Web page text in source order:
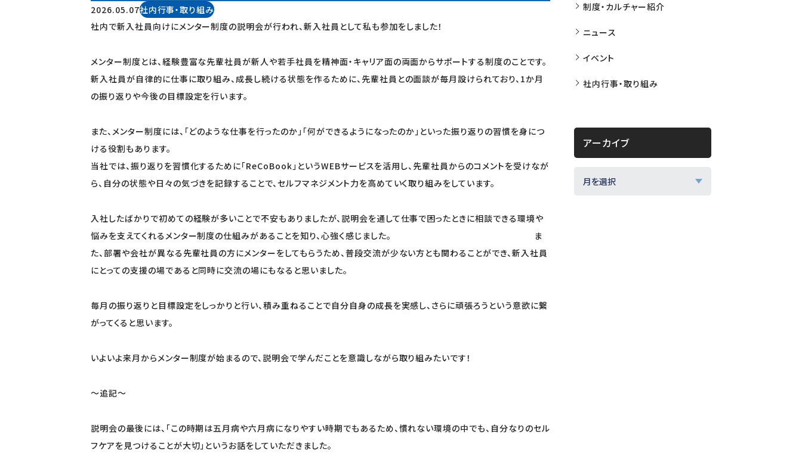
2026.05.07社内行事・取り組み
社内で新入社員向けにメンター制度の説明会が行われ、新入社員として私も参加をしました！
メンター制度とは、経験豊富な先輩社員が新人や若手社員を精神面・キャリア面の両面からサポートする制度のことです。
新入社員が自律的に仕事に取り組み、成長し続ける状態を作るために、先輩社員との面談が毎月設けられており、1か月
の振り返りや今後の目標設定を行います。
また、メンター制度には、「どのような仕事を行ったのか」「何ができるようになったのか」といった振り返りの習慣を身につ
ける役割もあります。
当社では、振り返りを習慣化するために「ReCoBook」というWEBサービスを活用し、先輩社員からのコメントを受けなが
ら、自分の状態や日々の気づきを記録することで、セルフマネジメント力を高めていく取り組みをしています。
入社したばかりで初めての経験が多いことで不安もありましたが、説明会を通して仕事で困ったときに相談できる環境や
悩みを支えてくれるメンター制度の仕組みがあることを知り、心強く感じました。 ま
た、部署や会社が異なる先輩社員の方にメンターをしてもらうため、普段交流が少ない方とも関わることができ、新入社員
にとっての支援の場であると同時に交流の場にもなると思いました。
毎月の振り返りと目標設定をしっかりと行い、積み重ねることで自分自身の成長を実感し、さらに頑張ろうという意欲に繋
がってくると思います。
いよいよ来月からメンター制度が始まるので、説明会で学んだことを意識しながら取り組みたいです！
～追記～
説明会の最後には、「この時期は五月病や六月病になりやすい時期でもあるため、慣れない環境の中でも、自分なりのセル
フケアを見つけることが大切」というお話をしていただきました。
制度・カルチャー紹介
ニュース
イベント
社内行事・取り組み
アーカイブ